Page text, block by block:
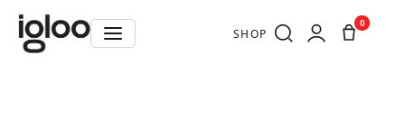
SHOP
0